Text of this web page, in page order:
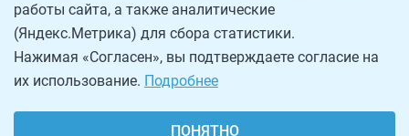
работы сайта, а также аналитические
(Яндекс.Метрика) для сбора статистики.
Нажимая «Согласен», вы подтверждаете согласие на
их использование. Подробнее
ПОНЯТНО